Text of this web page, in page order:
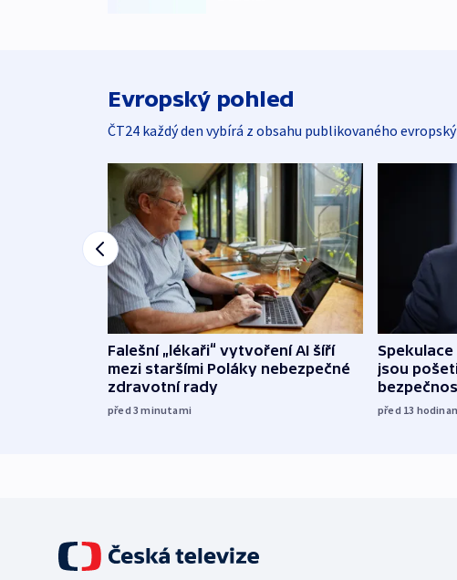
Evropský pohled
ČT24 každý den vybírá z obsahu publikovaného
Falešní „lékaři“ vytvoření AI šíří
mezi staršími Poláky nebezpečné
zdravotní rady
před 3minutami
jsou
před 13